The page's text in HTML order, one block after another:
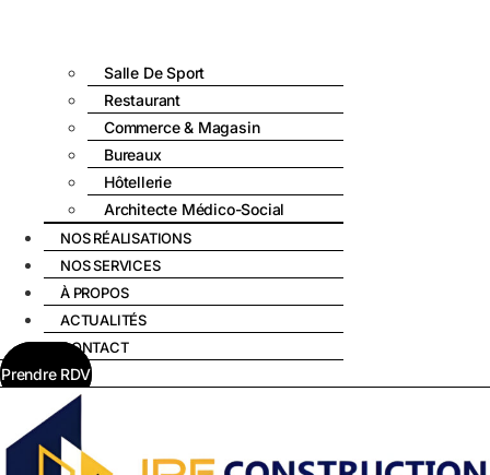
Salle De Sport
Restaurant
Commerce & Magasin
Bureaux
Hôtellerie
Architecte Médico-Social
NOS RÉALISATIONS
NOS SERVICES
À PROPOS
ACTUALITÉS
CONTACT
Prendre RDV